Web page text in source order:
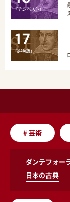
#芸術
ダンテフォー
日本の古典